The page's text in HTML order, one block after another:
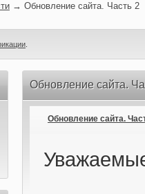
→ Обновление сайта. Часть 2
Обновление сайта.
Обновление сайта.